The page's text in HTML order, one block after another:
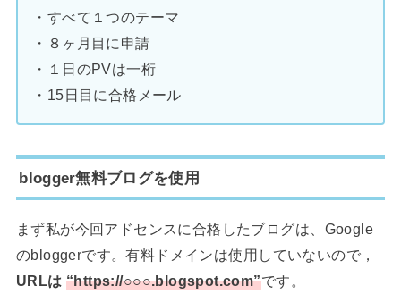
・すべて１つのテーマ
・８ヶ月目に申請
・１日のPVは一桁
・15日目に合格メール
blogger無料ブログを使用
まず私が今回アドセンスに合格したブログは、Google
のbloggerです。有料ドメインは使用していないので，
URLは “https://○○○.blogspot.com”です。